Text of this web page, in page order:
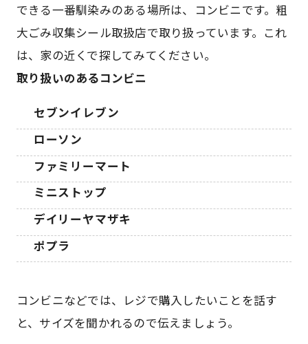
できる一番馴染みのある場所は、コンビニです。粗
大ごみ収集シール取扱店で取り扱っています。これ
は、家の近くで探してみてください。
取り扱いのあるコンビニ
セブンイレブン
ローソン
ファミリーマート
ミニストップ
デイリーヤマザキ
ポプラ
コンビニなどでは、レジで購入したいことを話す
と、サイズを聞かれるので伝えましょう。